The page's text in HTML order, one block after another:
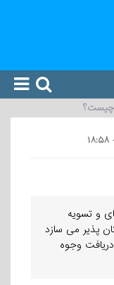
چیست؟
و تسویه
پذیر می سازد
وجوه